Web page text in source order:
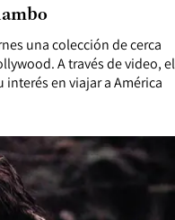
una colección de cerca
A través de video, el
en viajar a América